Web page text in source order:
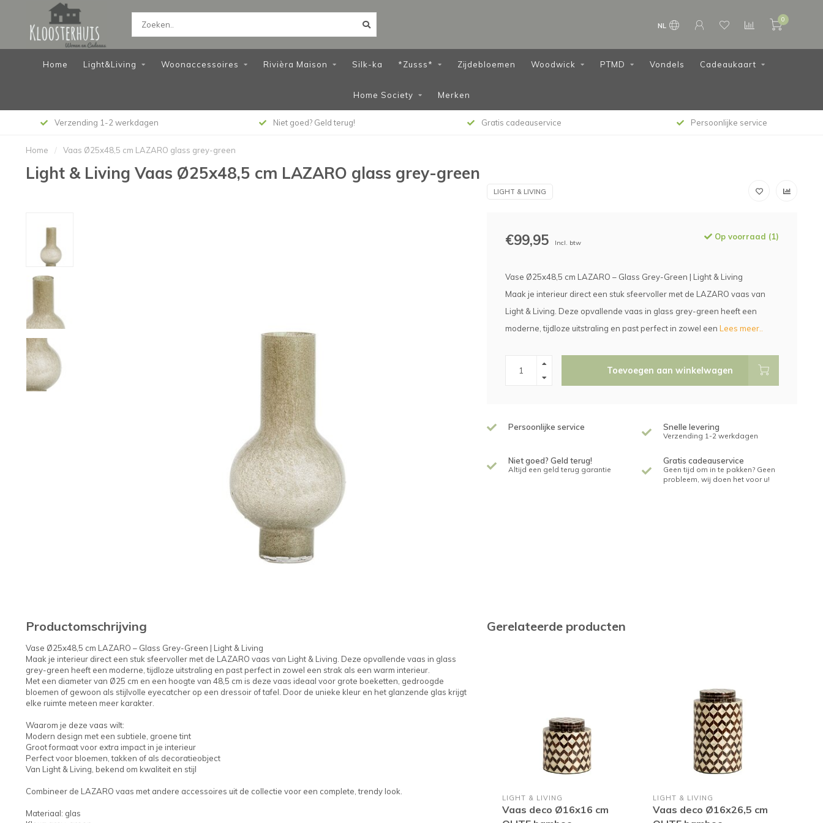
NL
0
Home Light&Living Woonaccessoires Rivièra Maison Silk-ka *Zusss* Zijdebloemen Woodwick PTMD Vondels Cadeaukaart
Home Society Merken
Verzending 1-2 werkdagen Niet goed? Geld terug! Gratis cadeauservice Persoonlijke service
Home / Vaas Ø25x48,5 cm LAZARO glass grey-green
Light & Living Vaas Ø25x48,5 cm LAZARO glass grey-green
LIGHT & LIVING
€99,95 Incl. btw
Op voorraad (1)
Vase Ø25x48,5 cm LAZARO – Glass Grey-Green | Light & Living
Maak je interieur direct een stuk sfeervoller met de LAZARO vaas van
Light & Living. Deze opvallende vaas in glass grey-green heeft een
moderne, tijdloze uitstraling en past perfect in zowel een Lees meer..
Toevoegen aan winkelwagen
Persoonlijke service Snelle levering
Verzending 1-2 werkdagen
Niet goed? Geld terug!
Altijd een geld terug garantie
Gratis cadeauservice
Geen tijd om in te pakken? Geen
probleem, wij doen het voor u!
Productomschrijving
Vase Ø25x48,5 cm LAZARO – Glass Grey-Green | Light & Living
Maak je interieur direct een stuk sfeervoller met de LAZARO vaas van Light & Living. Deze opvallende vaas in glass
grey-green heeft een moderne, tijdloze uitstraling en past perfect in zowel een strak als een warm interieur.
Met een diameter van Ø25 cm en een hoogte van 48,5 cm is deze vaas ideaal voor grote boeketten, gedroogde
bloemen of gewoon als stijlvolle eyecatcher op een dressoir of tafel. Door de unieke kleur en het glanzende glas krijgt
elke ruimte meteen meer karakter.
Waarom je deze vaas wilt:
Modern design met een subtiele, groene tint
Groot formaat voor extra impact in je interieur
Perfect voor bloemen, takken of als decoratieobject
Van Light & Living, bekend om kwaliteit en stijl
Combineer de LAZARO vaas met andere accessoires uit de collectie voor een complete, trendy look.
Materiaal: glas
Gerelateerde producten
LIGHT & LIVING
Vaas deco Ø16x16 cm
LIGHT & LIVING
Vaas deco Ø16x26,5 cm